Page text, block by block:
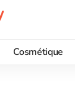
Cosmétique